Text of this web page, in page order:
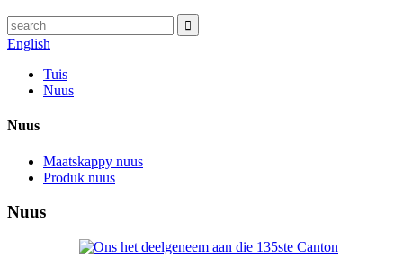
English
Tuis
Nuus
Nuus
Maatskappy nuus
Produk nuus
Nuus